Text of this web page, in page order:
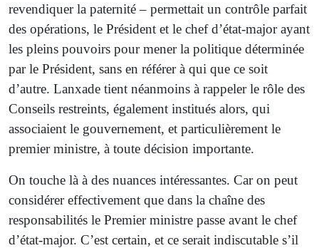
revendiquer la paternité – permettait un contrôle parfait
des opérations, le Président et le chef d’état-major ayant
les pleins pouvoirs pour mener la politique déterminée
par le Président, sans en référer à qui que ce soit
d’autre. Lanxade tient néanmoins à rappeler le rôle des
Conseils restreints, également institués alors, qui
associaient le gouvernement, et particulièrement le
premier ministre, à toute décision importante.
On touche là à des nuances intéressantes. Car on peut
considérer effectivement que dans la chaîne des
responsabilités le Premier ministre passe avant le chef
d’état-major. C’est certain, et ce serait indiscutable s’il